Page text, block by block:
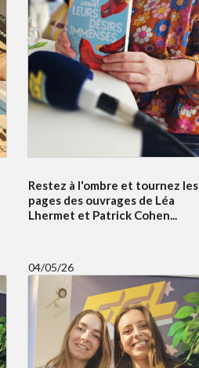
Restez à l'ombre et tournez les
pages des ouvrages de Léa
Lhermet et Patrick Cohen...
04/05/26